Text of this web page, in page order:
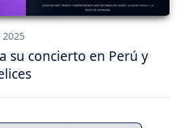
2025
su concierto en Perú y